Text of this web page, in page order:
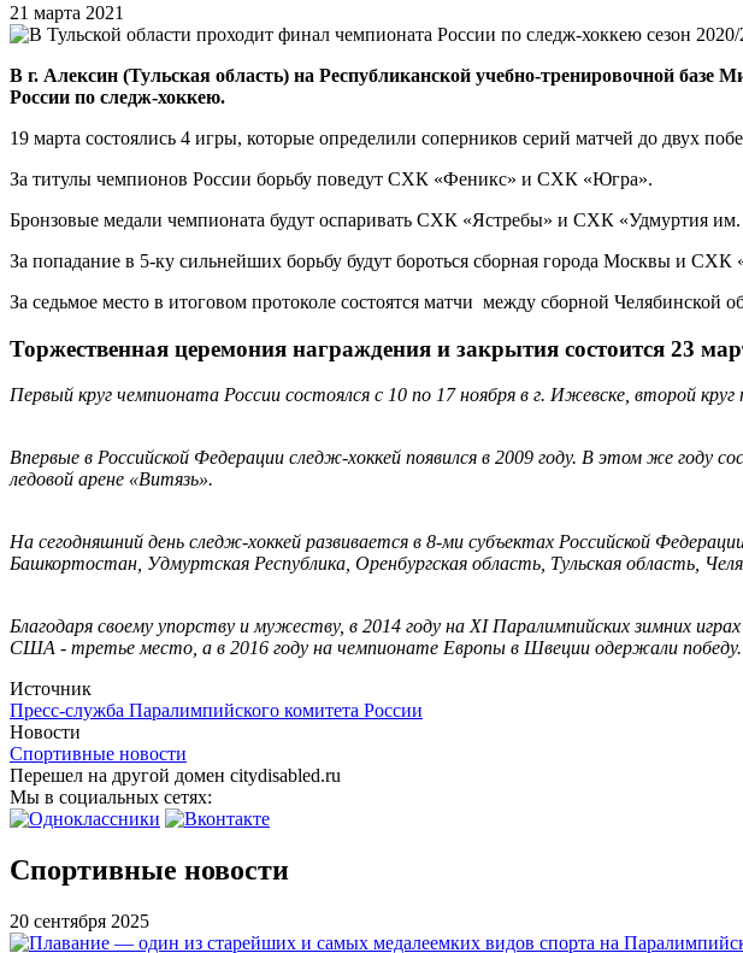
21 марта 2021
В г. Алексин (Тульская область) на Республиканской учебно-тренировочной
России по следж-хоккею.
19 марта состоялись 4 игры, которые определили соперников серий матчей до двух
За титулы чемпионов России борьбу поведут СХК «Феникс» и СХК «Югра».
Бронзовые медали чемпионата будут оспаривать СХК «Ястребы» и СХК «Удмуртия
За попадание в 5-ку сильнейших борьбу будут бороться сборная города Москвы и СХК
За седьмое место в итоговом протоколе состоятся матчи между сборной
Торжественная церемония награждения и закрытия состоится 23
Первый круг чемпионата России состоялся с 10 по 17 ноября в г. Ижевске, второй
Впервые в Российской Федерации следж-хоккей появился в 2009 году. В этом же году
ледовой арене «Витязь».
На сегодняшний день следж-хоккей развивается в 8-ми субъектах Российской
Башкортостан, Удмуртская Республика, Оренбургская область, Тульская область,
Благодаря своему упорству и мужеству, в 2014 году на XI Паралимпийских зимних
США - третье место, а в 2016 году на чемпионате Европы в Швеции одержали победу.
Источник
Пресс-служба Паралимпийского комитета России
Новости
Спортивные новости
Перешел на другой домен citydisabled.ru
Мы в социальных сетях:
Спортивные новости
20 сентября 2025